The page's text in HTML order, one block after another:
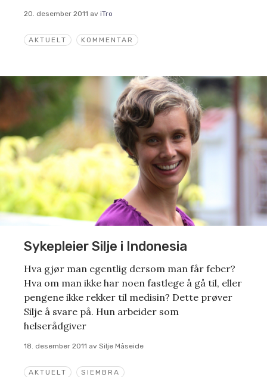
AKTUELT KOMMENTAR
20. desember 2011 av iTro
AKTUELT SIEMBRA
Sykepleier Silje i Indonesia
Hva gjør man egentlig dersom man får feber?
Hva om man ikke har noen fastlege å gå til, eller
pengene ikke rekker til medisin? Dette prøver
Silje å svare på. Hun arbeider som
helserådgiver
18. desember 2011 av Silje Måseide